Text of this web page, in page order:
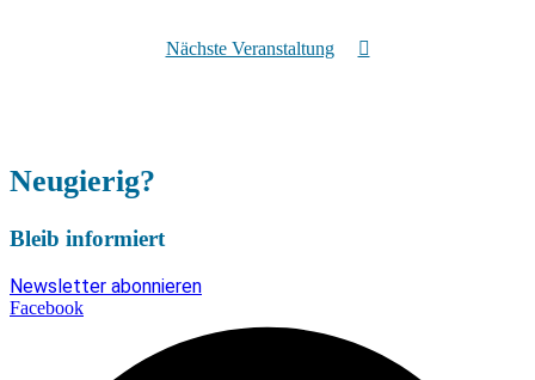
Nächste Veranstaltung
Neugierig?
Bleib informiert
Newsletter abonnieren
Facebook